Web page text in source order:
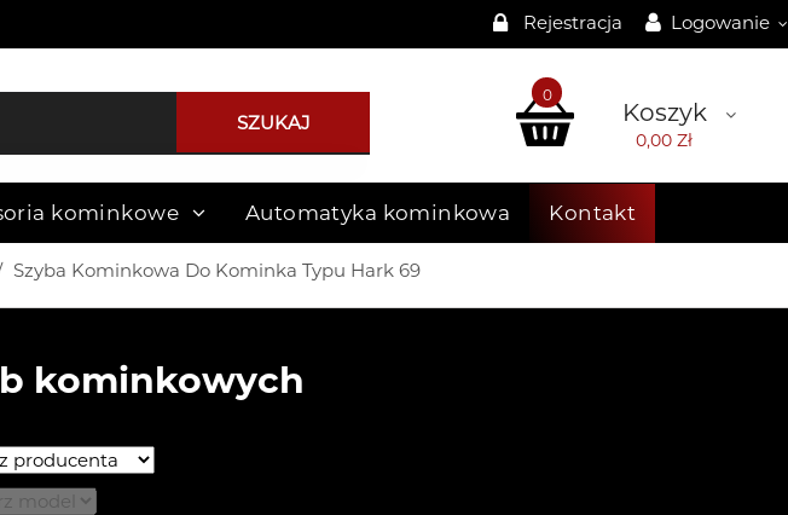
Rejestracja Logowanie
Koszyk
0
0,00 Zł
SZUKAJ
kominkowe Automatyka kominkowa Kontakt
Szyba Kominkowa Do Kominka Typu Hark 69
kominkowych